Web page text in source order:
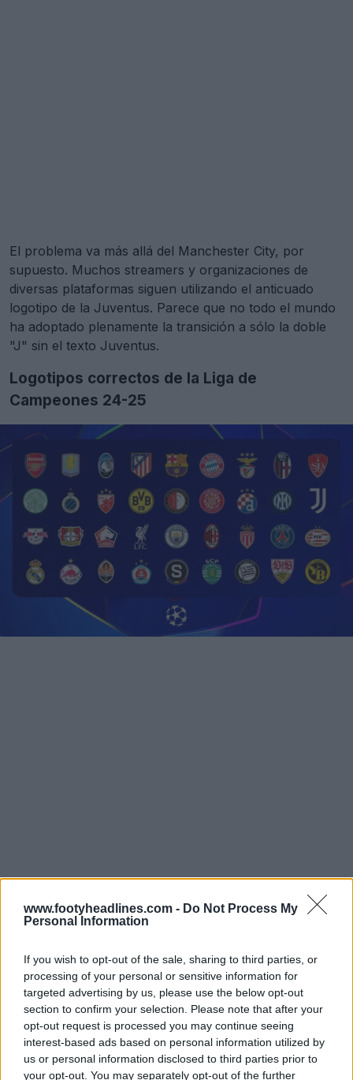
www.footyheadlines.com - Do Not Process My
Personal Information
If you wish to opt-out of the sale, sharing to third parties, or
processing of your personal or sensitive information for
targeted advertising by us, please use the below opt-out
section to confirm your selection. Please note that after your
opt-out request is processed you may continue seeing
interest-based ads based on personal information utilized by
us or personal information disclosed to third parties prior to
your opt-out. You may separately opt-out of the further
El problema va más allá del Manchester City, por
supuesto. Muchos streamers y organizaciones de
diversas plataformas siguen utilizando el anticuado
logotipo de la Juventus. Parece que no todo el mundo
ha adoptado plenamente la transición a sólo la doble
"J" sin el texto Juventus.
Logotipos correctos de la Liga de
Campeones 24-25
La UEFA, por supuesto, tiene los logotipos correctos